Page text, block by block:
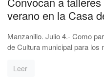
verano en la Casa
Manzanillo. Julio 4.- Como
de Cultura municipal para los
Leer